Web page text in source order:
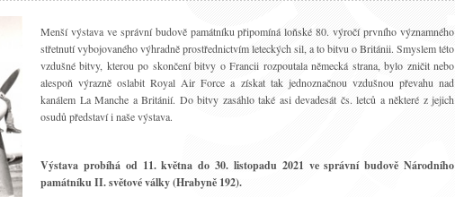
Menší výstava ve správní budově památníku připomíná loňské 80. výročí prvního významného
střetnutí vybojovaného výhradně prostřednictvím leteckých sil, a to bitvu o Británii. Smyslem této
vzdušné bitvy, kterou po skončení bitvy o Francii rozpoutala německá strana, bylo zničit nebo
alespoň výrazně oslabit Royal Air Force a získat tak jednoznačnou vzdušnou převahu nad
kanálem La Manche a Británií. Do bitvy zasáhlo také asi devadesát čs. letců a některé z jejich
osudů představí i naše výstava.
Výstava probíhá od 11. května do 30. listopadu 2021 ve správní budově Národního
památníku II. světové války (Hrabyně 192).